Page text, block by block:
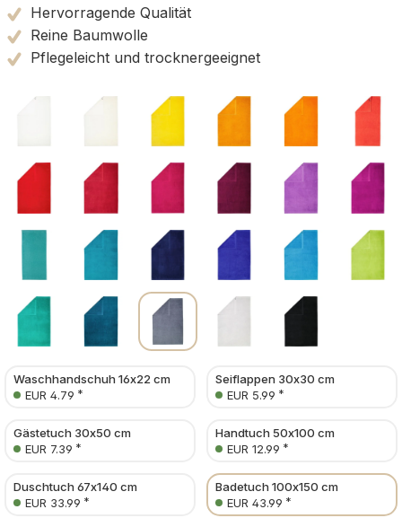
Hervorragende Qualität
Reine Baumwolle
Pflegeleicht und trocknergeeignet
Waschhandschuh 16x22 cm
EUR 4.79 *
Seiflappen 30x30 cm
EUR 5.99 *
Gästetuch 30x50 cm
EUR 7.39 *
Handtuch 50x100 cm
EUR 12.99 *
Duschtuch 67x140 cm
EUR 33.99 *
Badetuch 100x150 cm
EUR 43.99 *